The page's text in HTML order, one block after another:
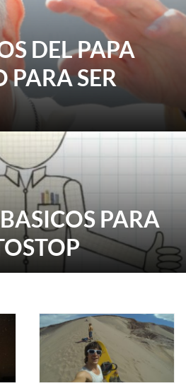
DEL PAPA
PARA SER
PARA